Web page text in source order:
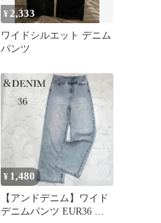
¥ 2,333
ワイドシルエット デニム
パンツ
¥ 1,480
【アンドデニム】ワイド
デニムパンツ EUR36 ハ